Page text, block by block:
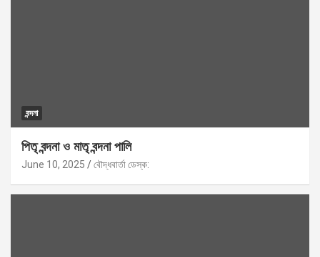
বন্দনা
পিতৃ বন্দনা ও মাতৃ বন্দনা পালি
June 10, 2025 বৌদ্ধবার্তা ডেস্ক: